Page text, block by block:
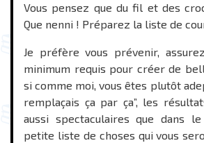
Vous pensez que du fil et des
Que nenni ! Préparez la liste de
Je préfère vous prévenir,
minimum requis pour créer de
si comme moi, vous êtes plutôt
remplaçais ça par ça”, les
aussi spectaculaires que dans
petite liste de choses qui vous